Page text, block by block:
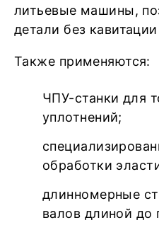
литьевые машины,
детали без
Также применяются:
ЧПУ-станки для
уплотнений;
обработки
длинномерные
валов длиной до